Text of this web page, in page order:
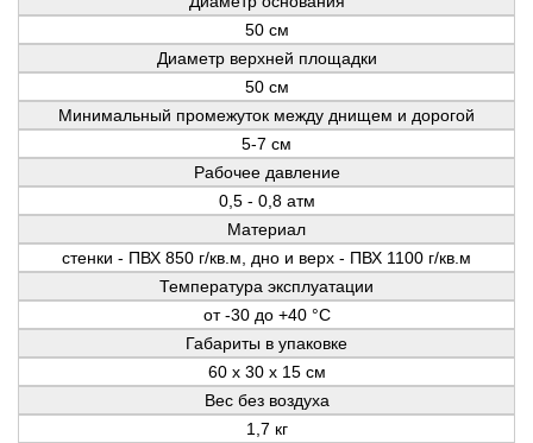
50 см
Диаметр верхней площадки
50 см
Минимальный промежуток между днищем и дорогой
5-7 см
Рабочее давление
0,5 - 0,8 атм
Материал
стенки - ПВХ 850 г/кв.м, дно и верх - ПВХ 1100 г/кв.м
Температура эксплуатации
от -30 до +40 °C
Габариты в упаковке
60 х 30 х 15 см
Вес без воздуха
1,7 кг